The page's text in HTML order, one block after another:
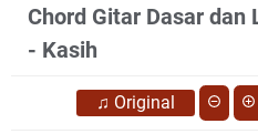
Chord Gitar Dasar dan
- Kasih
♫ Original